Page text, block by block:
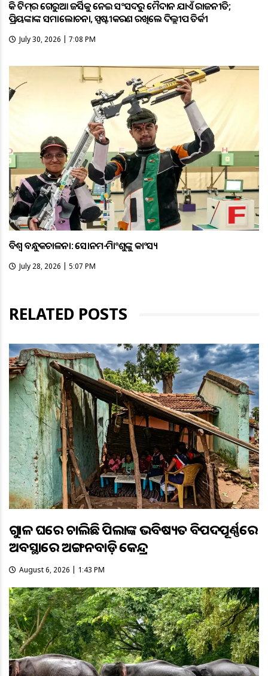
ହକି ଟିମ୍‌ର ଗେରୁଆ ଜର୍ସିକୁ ନେଇ ସଂସଦରୁ ମୈଦାନ ଯାଏଁ ରାଜନୀତି;
ପ୍ରିୟଙ୍କାଙ୍କ ସମାଲୋଚନା, ସ୍ପଷ୍ଟୀକରଣ ରଖିଲେ ଦିଲ୍ଲୀପ ତିର୍କୀ
July 30, 2026 | 7:08 PM
ବିଶ୍ବ ବନ୍ଧୁକଚାଳନା: ସୋନମ-ହିମାଂଶୁଙ୍କୁ କାଂସ୍ୟ
July 28, 2026 | 5:07 PM
RELATED POSTS
ଗୁହାଳ ଘରେ ଚାଲିଛି ପିଲାଙ୍କ ଭବିଷ୍ୟତ ବିପଦପୂର୍ଣ୍ଣରେ
ଅବସ୍ଥାରେ ଅଙ୍ଗନବାଡ଼ି କେନ୍ଦ୍ର
August 6, 2026 | 1:43 PM